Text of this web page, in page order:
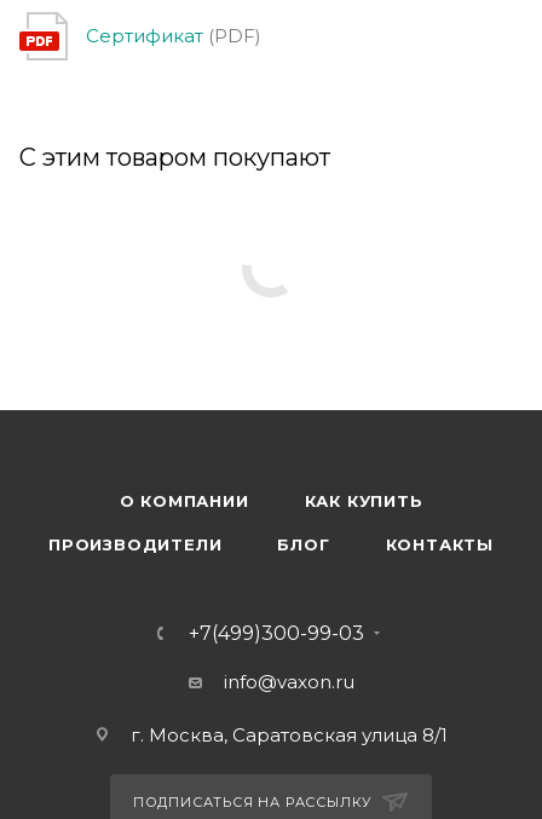
Сертификат (PDF)
С этим товаром покупают
О КОМПАНИИ КАК КУПИТЬ
ПРОИЗВОДИТЕЛИ БЛОГ КОНТАКТЫ
+7(499)300-99-03
info@vaxon.ru
г. Москва, Саратовская улица 8/1
ПОДПИСАТЬСЯ НА РАССЫЛКУ